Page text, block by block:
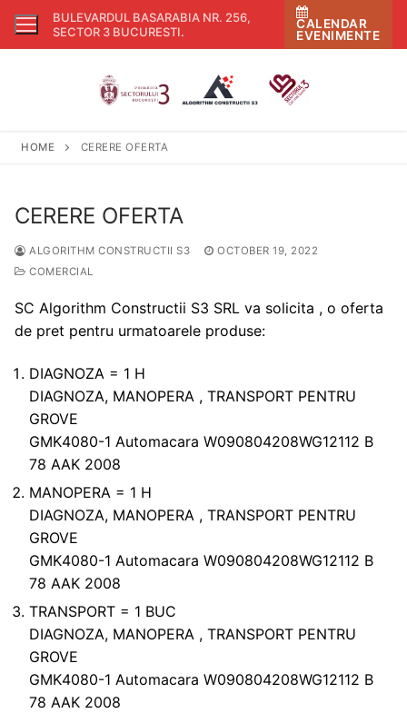
Skip
BULEVARDUL BASARABIA NR. 256,
SECTOR 3 BUCURESTI.
CALENDAR
EVENIMENTE
HOME CERERE OFERTA
CERERE OFERTA
ALGORITHM CONSTRUCTII S3
OCTOBER 19, 2022
COMERCIAL
SC Algorithm Constructii S3 SRL va solicita , o oferta
de pret pentru urmatoarele produse:
DIAGNOZA = 1 H
DIAGNOZA, MANOPERA , TRANSPORT PENTRU
GROVE
GMK4080-1 Automacara W090804208WG12112 B
78 AAK 2008
MANOPERA = 1 H
DIAGNOZA, MANOPERA , TRANSPORT PENTRU
GROVE
GMK4080-1 Automacara W090804208WG12112 B
78 AAK 2008
TRANSPORT = 1 BUC
DIAGNOZA, MANOPERA , TRANSPORT PENTRU
GROVE
GMK4080-1 Automacara W090804208WG12112 B
78 AAK 2008